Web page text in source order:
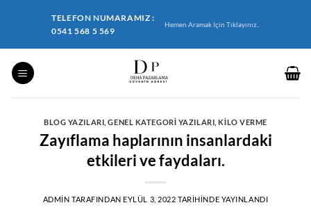
TELEFON NUMARAMIZ :
0541 568 5 569
Hemen Aramak İçin Tıklayınız..
BLOG YAZILARI ,GENEL KATEGORI YAZILARI ,KILO VERME
Zayıflama haplarının insanlardaki
etkileri ve faydaları.
ADMIN TARAFINDAN EYLÜL 3, 2022 TARIHINDE YAYINLANDI